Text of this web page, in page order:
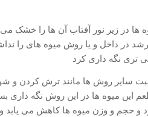
ها در زیر نور آفتاب آن ها را خشک
رشد در داخل و یا روش میوه های را
تری نگه داری کرد
سایر روش ها مانند ترش کردن و شور
این میوه ها در این روش نگه داری
و حجم و وزن میوه ها کاهش می یابد